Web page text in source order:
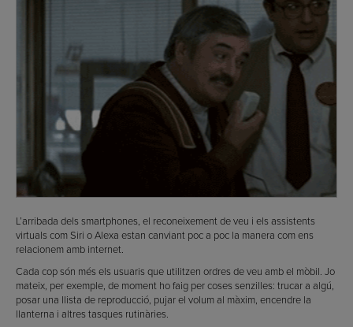
L’arribada dels smartphones, el reconeixement de veu i els assistents
virtuals com Siri o Alexa estan canviant poc a poc la manera com ens
relacionem amb internet.
Cada cop són més els usuaris que utilitzen ordres de veu amb el mòbil. Jo
mateix, per exemple, de moment ho faig per coses senzilles: trucar a algú,
posar una llista de reproducció, pujar el volum al màxim, encendre la
llanterna i altres tasques rutinàries.